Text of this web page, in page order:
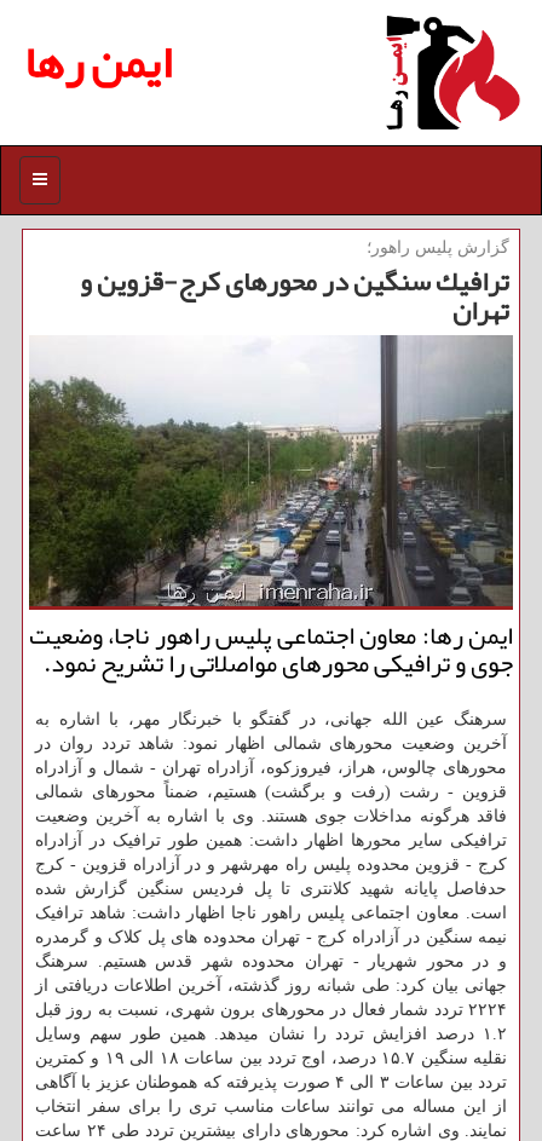
ایمن رها
منو
گزارش پلیس راهور؛
ترافیك سنگین در محورهای كرج-قزوین و
تهران
ایمن رها: معاون اجتماعی پلیس راهور ناجا، وضعیت
جوی و ترافیكی محورهای مواصلاتی را تشریح نمود.
سرهنگ عین الله جهانی، در گفتگو با خبرنگار مهر، با اشاره به
آخرین وضعیت محورهای شمالی اظهار نمود: شاهد تردد روان در
محورهای چالوس، هراز، فیروزکوه، آزادراه تهران - شمال و آزادراه
قزوین - رشت (رفت و برگشت) هستیم، ضمناً محورهای شمالی
فاقد هرگونه مداخلات جوی هستند. وی با اشاره به آخرین وضعیت
ترافیکی سایر محورها اظهار داشت: همین طور ترافیک در آزادراه
کرج - قزوین محدوده پلیس راه مهرشهر و در آزادراه قزوین - کرج
حدفاصل پایانه شهید کلانتری تا پل فردیس سنگین گزارش شده
است. معاون اجتماعی پلیس راهور ناجا اظهار داشت: شاهد ترافیک
نیمه سنگین در آزادراه کرج - تهران محدوده های پل کلاک و گرمدره
و در محور شهریار - تهران محدوده شهر قدس هستیم. سرهنگ
جهانی بیان کرد: طی شبانه روز گذشته، آخرین اطلاعات دریافتی از
۲۲۲۴ تردد شمار فعال در محورهای برون شهری، نسبت به روز قبل
۱.۲ درصد افزایش تردد را نشان میدهد. همین طور سهم وسایل
نقلیه سنگین ۱۵.۷ درصد، اوج تردد بین ساعات ۱۸ الی ۱۹ و کمترین
تردد بین ساعات ۳ الی ۴ صورت پذیرفته که هموطنان عزیز با آگاهی
از این مساله می توانند ساعات مناسب تری را برای سفر انتخاب
نمایند. وی اشاره کرد: محورهای دارای بیشترین تردد طی ۲۴ ساعت